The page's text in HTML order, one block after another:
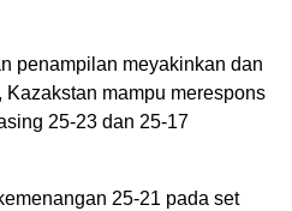
penampilan meyakinkan dan
mampu merespons
25-23 dan 25-17
25-21 pada set